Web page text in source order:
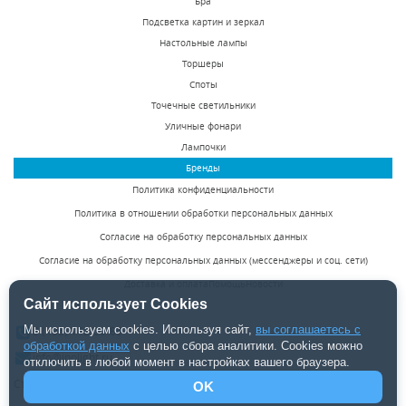
В наличии 1427 шт.
Встраиваемый
светодиодный
светильник Novotech
Arum 357690
В наличии 282 шт.
Coil 369615
В наличии 556 шт.
Подсветка картин и зеркал
Настольные лампы
Торшеры
Споты
Точечные светильники
Уличные фонари
Лампочки
Бренды
Политика конфиденциальности
Политика в отношении обработки персональных данных
Согласие на обработку персональных данных
Согласие на обработку персональных данных (мессенджеры и соц. сети)
Доставка и оплатаПомощьНовости
8 (495) 142-50-85
info@inolight.ru
Студия светодизайна "INOLight" ©2026.
Сайт использует Cookies
Мы используем cookies. Используя сайт, вы соглашаетесь с
обработкой данных с целью сбора аналитики. Cookies можно
отключить в любой момент в настройках вашего браузера.
OK